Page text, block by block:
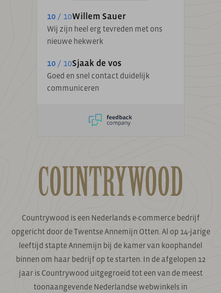
Countrywood is een Nederlands e-commerce bedrijf
opgericht door de Twentse Annemijn Otten. Al op 14-jarige
leeftijd stapte Annemijn bij de kamer van koophandel
binnen om haar bedrijf op te starten. In de afgelopen 12
jaar is Countrywood uitgegroeid tot een van de meest
toonaangevende Nederlandse webwinkels in
10 / 10Willem Sauer
Wij zijn heel erg tevreden met ons
nieuwe hekwerk
10 / 10Sjaak de vos
Goed en snel contact duidelijk
communiceren